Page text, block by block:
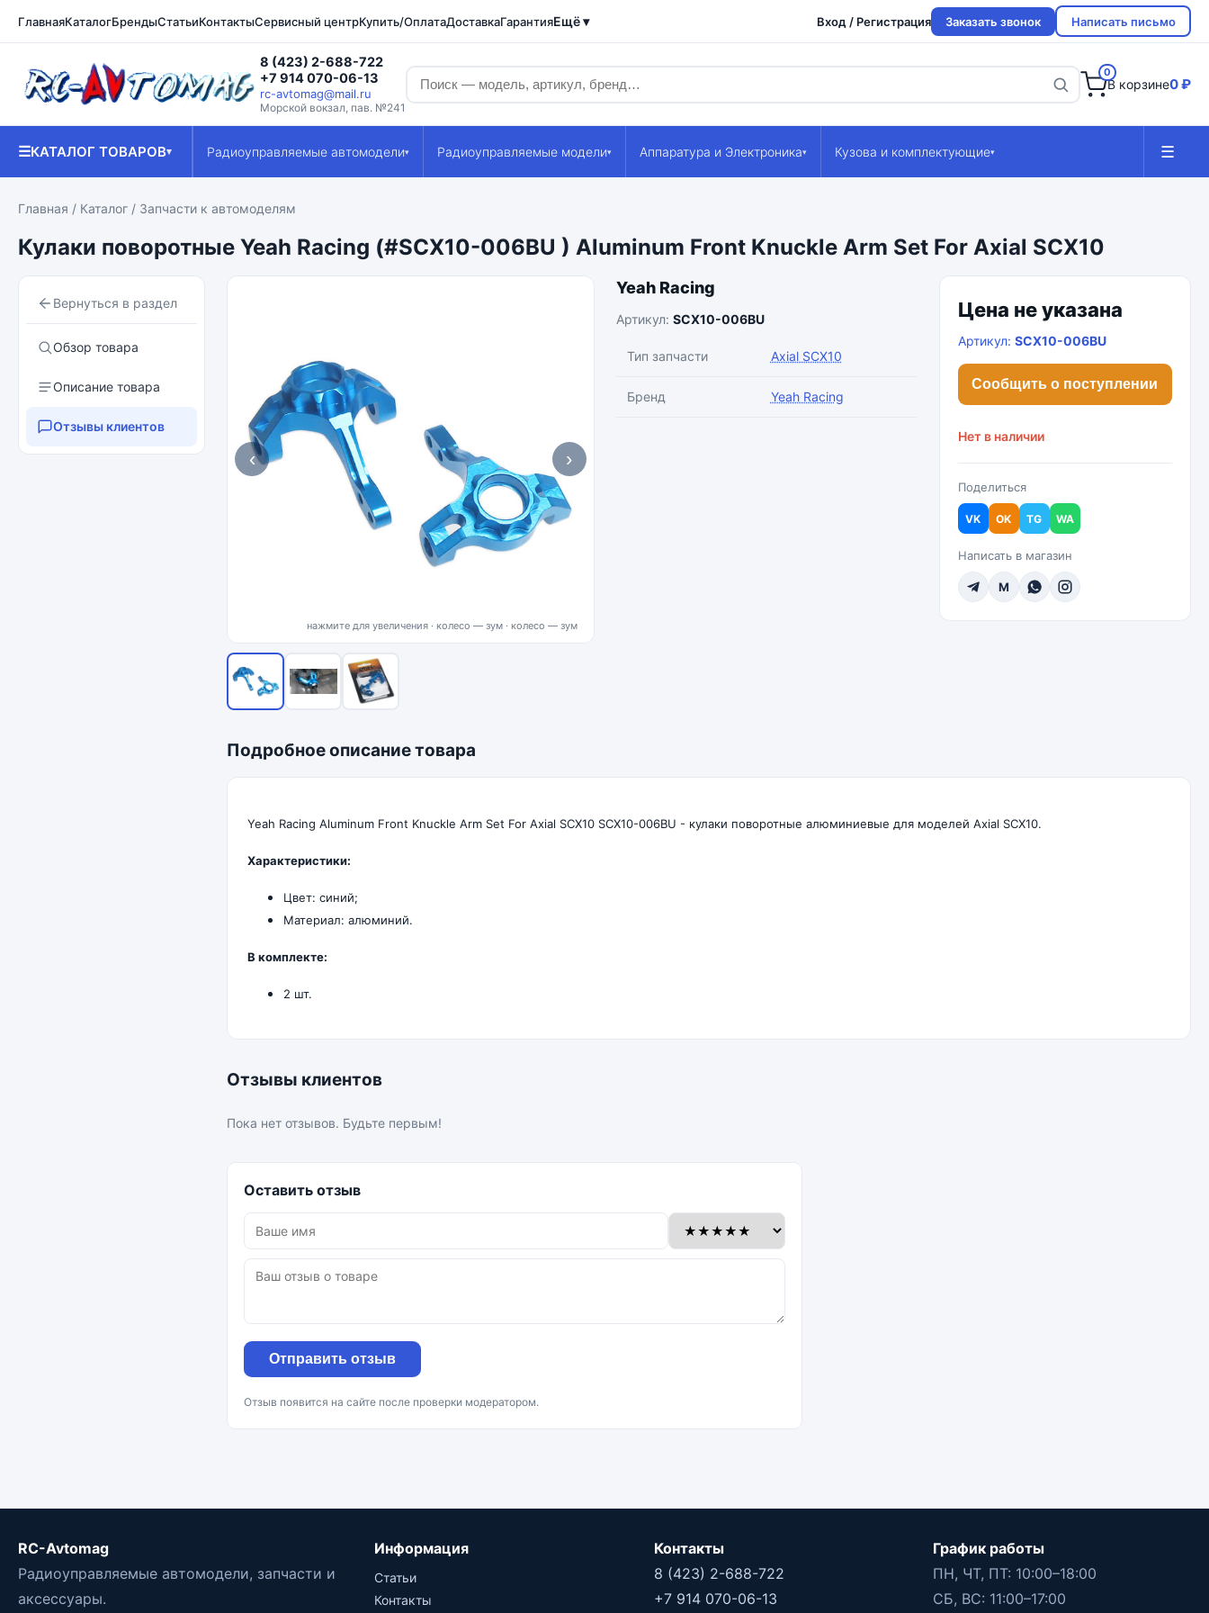
ГлавнаяКаталогБрендыСтатьиКонтактыСервисный центрКупить/ОплатаДоставкаГарантияЕщё ▾ Вход / Регистрация Заказать звонок Написать письмо
8 (423) 2-688-722
+7 914 070-06-13
rc-avtomag@mail.ru
Морской вокзал, пав. №241
0
В корзине0 ₽
☰КАТАЛОГ ТОВАРОВ▾ Радиоуправляемые автомодели▾ Радиоуправляемые модели▾ Аппаратура и Электроника▾ Кузова и комплектующие▾ ☰
Главная / Каталог / Запчасти к автомоделям
Кулаки поворотные Yeah Racing (#SCX10-006BU ) Aluminum Front Knuckle Arm Set For Axial SCX10
Вернуться в раздел
Обзор товара
Описание товара
Отзывы клиентов
‹
нажмите для увеличения · колесо — зум
›
Yeah Racing
Артикул: SCX10-006BU
Тип запчасти Axial SCX10
Бренд Yeah Racing
Цена не указана
Артикул: SCX10-006BU
Сообщить о поступлении
Нет в наличии
Поделиться
VK OK TG WA
Написать в магазин
M
Подробное описание товара
Yeah Racing Aluminum Front Knuckle Arm Set For Axial SCX10 SCX10-006BU - кулаки поворотные алюминиевые для моделей Axial SCX10.
Характеристики:
Цвет: синий;
Материал: алюминий.
В комплекте:
2 шт.
Отзывы клиентов
Пока нет отзывов. Будьте первым!
Оставить отзыв
Отправить отзыв
Отзыв появится на сайте после проверки модератором.
RC-Avtomag
Радиоуправляемые автомодели, запчасти и
аксессуары.
Информация
Статьи
Контакты
Контакты
8 (423) 2-688-722
+7 914 070-06-13
График работы
ПН, ЧТ, ПТ: 10:00–18:00
СБ, ВС: 11:00–17:00